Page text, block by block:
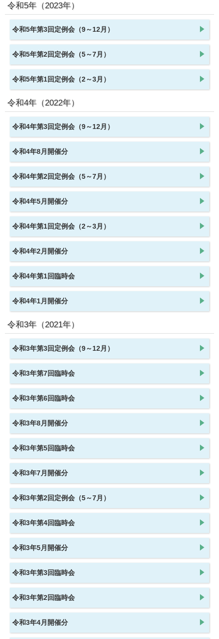
令和5年 （2023年）
令和5年第3回定例会（9～12月）
令和5年第2回定例会（5～7月）
令和5年第1回定例会（2～3月）
令和4年 （2022年）
令和4年第3回定例会（9～12月）
令和4年8月開催分
令和4年第2回定例会（5～7月）
令和4年5月開催分
令和4年第1回定例会（2～3月）
令和4年2月開催分
令和4年第1回臨時会
令和4年1月開催分
令和3年 （2021年）
令和3年第3回定例会（9～12月）
令和3年第7回臨時会
令和3年第6回臨時会
令和3年8月開催分
令和3年第5回臨時会
令和3年7月開催分
令和3年第2回定例会（5～7月）
令和3年第4回臨時会
令和3年5月開催分
令和3年第3回臨時会
令和3年第2回臨時会
令和3年4月開催分